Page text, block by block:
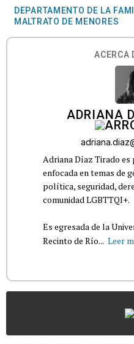
DEPARTAMENTO DE LA
MALTRATO DE MENORES
ACERCA
ADRIANA
Adriana Díaz Tirado
enfocada en temas de
política, seguridad,
comunidad LGBTTQI+.
Es egresada de la
Recinto de Río... Leer